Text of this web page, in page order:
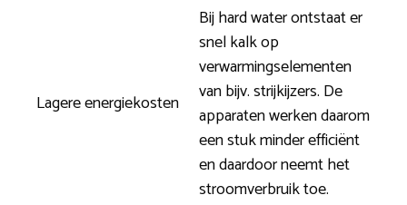
Lagere energiekosten
Bij hard water ontstaat er
snel kalk op
verwarmingselementen
van bijv. strijkijzers. De
apparaten werken daarom
een stuk minder efficiënt
en daardoor neemt het
stroomverbruik toe.